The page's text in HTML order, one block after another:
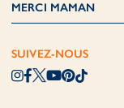
MERCI MAMAN
SUIVEZ-NOUS